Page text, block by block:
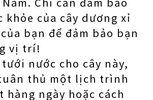
khỏe của cây dương xỉ
bạn để đảm bảo bạn
vị trí!
nước cho cây này,
thủ một lịch trình
hàng ngày hoặc cách